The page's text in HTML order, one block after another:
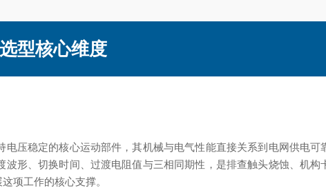
型核心维度
压稳定的核心运动部件，其机械与电气性能直接关系到电网供电可
形、切换时间、过渡电阻值与三相同期性，是排查触头烧蚀、机构
项工作的核心支撑。